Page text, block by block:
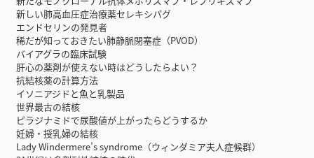
新しい肺高血圧症治療薬セレキシパグ
エンドセリンの発見者
稀だが知っておきたい肺静脈閉塞症（PVOD）
バイアグラの臨床試験
肝心の薬剤が使えない時はどうしたらよい？
抗結核薬の計算方法
イソニアジドと魚と乳製品
世界最古の結核
ピラジナミドで尿酸値が上がったらどうするか
妊婦・授乳婦の結核
Lady Windermere’s syndrome（ウィンダミア夫人症候群）